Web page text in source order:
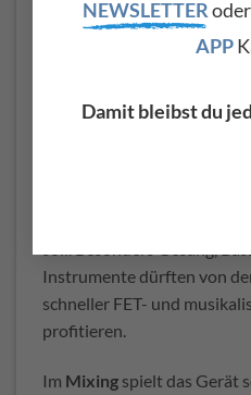
NEWSLETTER
APP
Damit bleibst du
Einsatzgebiete
Anwendungsspektrum ab.
Instrumente dürften von
schneller FET- und
profitieren.
Im Mixing spielt das Gerät